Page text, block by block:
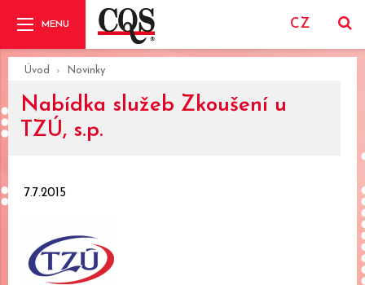
CZ
Úvod Novinky
Nabídka služeb Zkoušení u
TZÚ, s.p.
7.7.2015